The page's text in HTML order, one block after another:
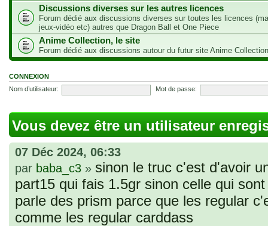
Discussions diverses sur les autres licences
Forum dédié aux discussions diverses sur toutes les licences
jeux-vidéo etc) autres que Dragon Ball et One Piece
Anime Collection, le site
Forum dédié aux discussions autour du futur site Anime Collection
CONNEXION
Nom d’utilisateur:
Mot de passe:
Vous devez être un utilisateur
07 Déc 2024, 06:33
par baba_c3 » sinon le truc c'est d'avoir
part15 qui fais 1.5gr sinon celle qui
parle des prism parce que les regular
comme les regular carddass